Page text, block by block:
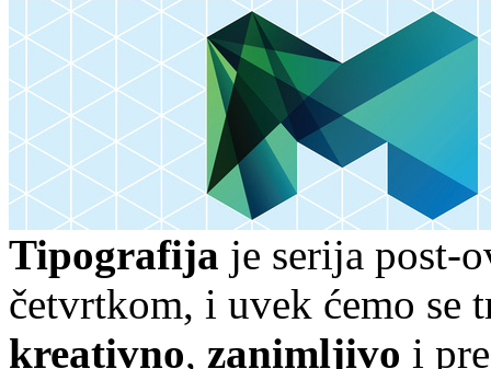
Tipografija je serija post-
četvrtkom, i uvek ćemo se
kreativno, zanimljivo i